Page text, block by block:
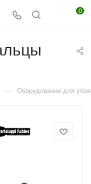
0
— Оборудование для